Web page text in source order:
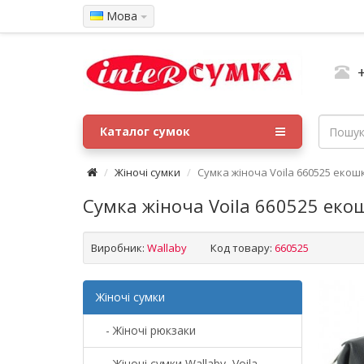
Мова
Каталог сумок
Жіночі сумки Сумка жіноча Voila 660525
Сумка жіноча Voila 660525
Виробник: Wallaby Код товару: 660525
Жіночі сумки
- Жіночі рюкзаки